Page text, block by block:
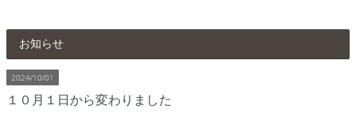
お知らせ
2024/10/01
１０月１日から変わりました